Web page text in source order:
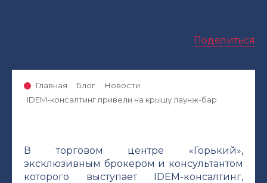
Поделиться
Главная Блог
Новости
IDEM-консалтинг привели на крышу лаунж-бар
В торговом центре «Горький»,
эксклюзивным брокером и консультантом
которого выступает IDEM-консалтинг,